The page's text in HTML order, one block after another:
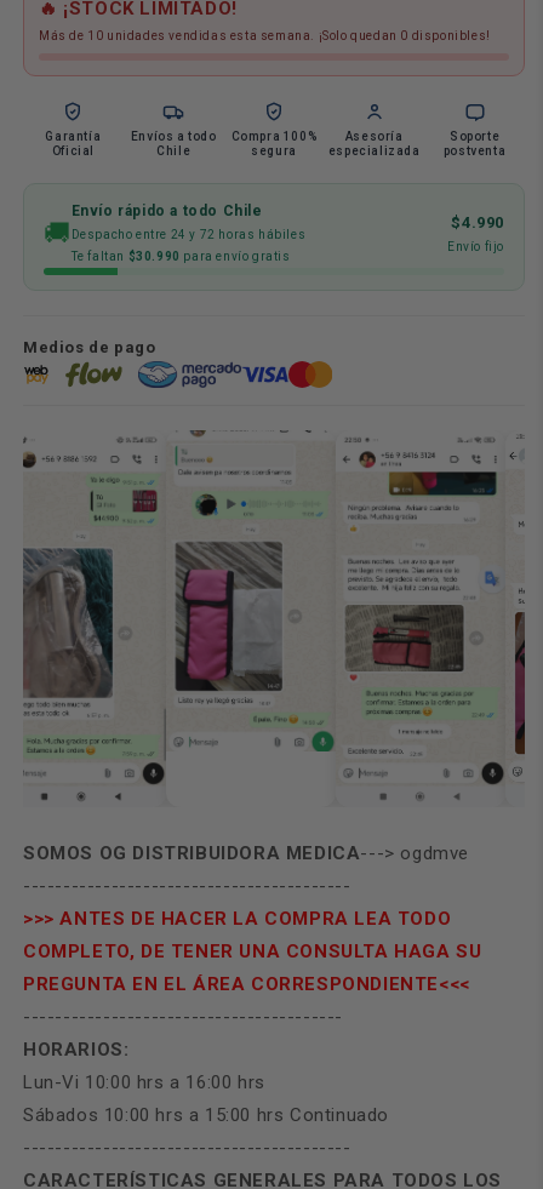
#4
#4
🔥 ¡STOCK LIMITADO!
Más de 10 unidades vendidas esta semana. ¡Solo quedan 0 disponibles!
Garantía
Oficial
Envíos a todo
Chile
Compra 100%
segura
Asesoría
especializada
Soporte
postventa
🚚
Envío rápido a todo Chile
Despacho entre 24 y 72 horas hábiles
Te faltan $30.990 para envío gratis
$4.990
Envío fijo
Medios de pago
SOMOS OG DISTRIBUIDORA MEDICA---> ogdmve
-----------------------------------------
>>> ANTES DE HACER LA COMPRA LEA TODO
COMPLETO, DE TENER UNA CONSULTA HAGA SU
PREGUNTA EN EL ÁREA CORRESPONDIENTE<<<
----------------------------------------
HORARIOS:
Lun-Vi 10:00 hrs a 16:00 hrs
Sábados 10:00 hrs a 15:00 hrs Continuado
-----------------------------------------
CARACTERÍSTICAS GENERALES PARA TODOS LOS